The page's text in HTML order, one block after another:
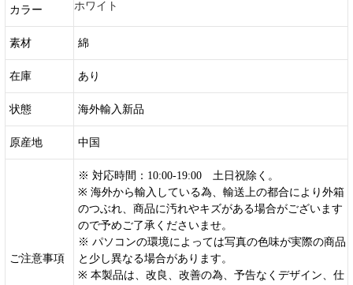
カラー ホワイト
素材 綿
在庫 あり
状態 海外輸入新品
原産地 中国
ご注意事項
※ 対応時間：10:00-19:00 土日祝除く。
※ 海外から輸入している為、輸送上の都合により外箱
のつぶれ、商品に汚れやキズがある場合がございます
ので予めご了承くださいませ。
※ パソコンの環境によっては写真の色味が実際の商品
と少し異なる場合があります。
※ 本製品は、改良、改善の為、予告なくデザイン、仕